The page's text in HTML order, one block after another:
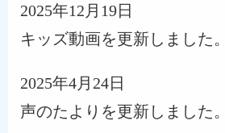
2025年12月19日
キッズ動画を更新しました。
2025年4月24日
声のたよりを更新しました。